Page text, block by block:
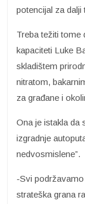
potencijal za dalji
Treba težiti tome
kapaciteti Luke
skladištem
nitratom,
za građane i
Ona je istakla da
izgradnje
nedvosmislene”.
-Svi
strateška grana